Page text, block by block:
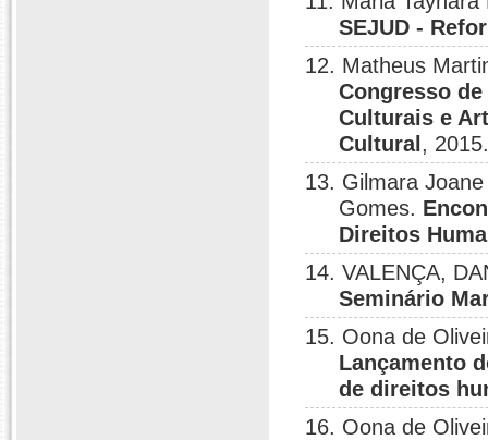
SEJUD -
12. Matheus
Congresso
Culturais e
Cultural ,
13. Gilmara
Gomes.
Direitos
14. VALENÇA,
Seminário
15. Oona de
Lançamento
de direitos
16. Oona de